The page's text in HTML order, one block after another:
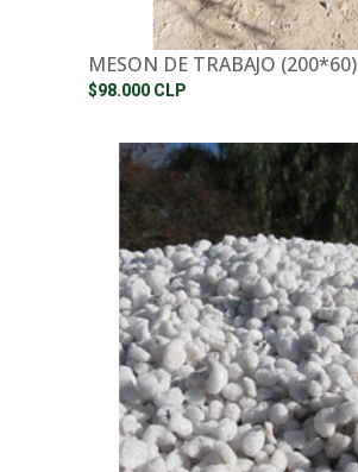
MESON DE TRABAJO (200*60)
$98.000 CLP